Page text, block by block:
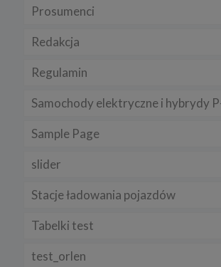
Prosumenci
Redakcja
Regulamin
Samochody elektryczne i hybrydy
Sample Page
slider
Stacje ładowania pojazdów
Tabelki test
test_orlen
Chrome, Firefox, Safari
technologii może wpłynąć na sposób
Niniejsza Polityka może być co pewien czas
Regulamin serwisu